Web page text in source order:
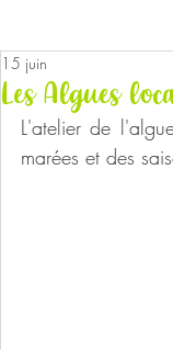
Les Algues
15 juin
L'atelier de
marées et des